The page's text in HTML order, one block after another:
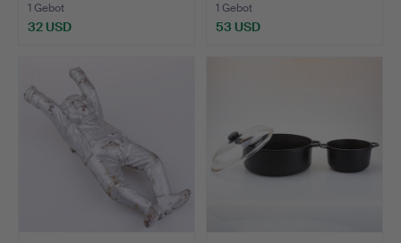
1 Gebot
32 USD
1 Gebot
53 USD